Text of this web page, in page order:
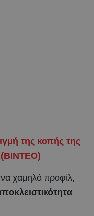
της κοπής της
(ΒΙΝΤΕΟ)
χαμηλό προφίλ,